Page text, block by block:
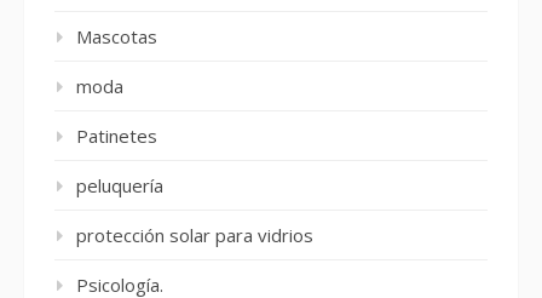
Mascotas
moda
Patinetes
peluquería
protección solar para vidrios
Psicología.